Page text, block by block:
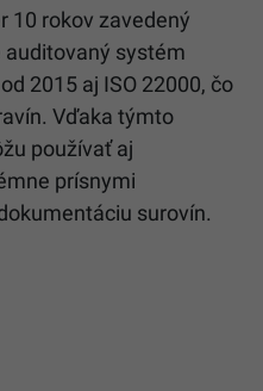
10 rokov zavedený
systém
2015 aj ISO 22000, čo
Vďaka týmto
používať aj
prísnymi
surovín.